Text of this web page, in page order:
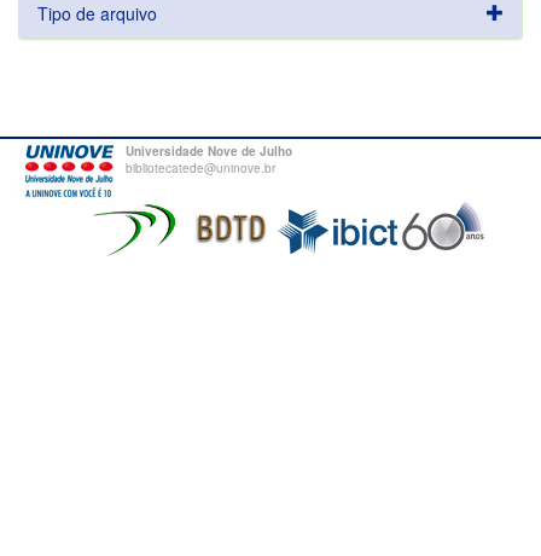
Tipo de arquivo
Universidade Nove de Julho
bibliotecatede@uninove.br